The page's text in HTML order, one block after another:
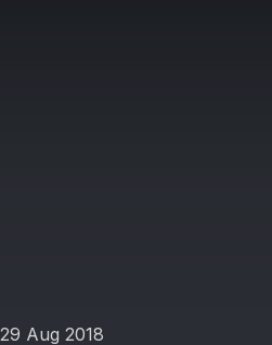
29 Aug 2018